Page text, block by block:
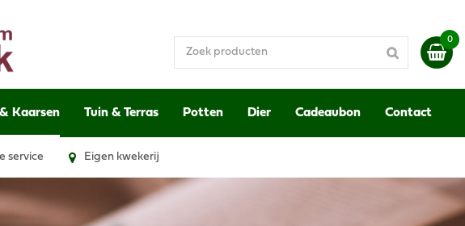
Kaarsen Tuin & Terras Potten Dier Cadeaubon Contact
service Eigen kwekerij